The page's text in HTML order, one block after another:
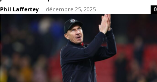
Phil Laffertey - décembre 25, 2025 0